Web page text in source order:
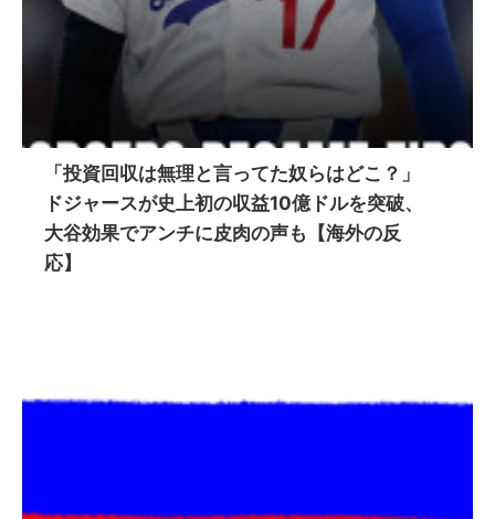
「投資回収は無理と言ってた奴らはどこ？」
ドジャースが史上初の収益10億ドルを突破、
大谷効果でアンチに皮肉の声も【海外の反
応】